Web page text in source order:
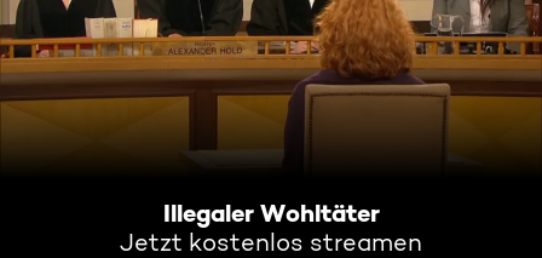
Illegaler Wohltäter
Jetzt kostenlos streamen